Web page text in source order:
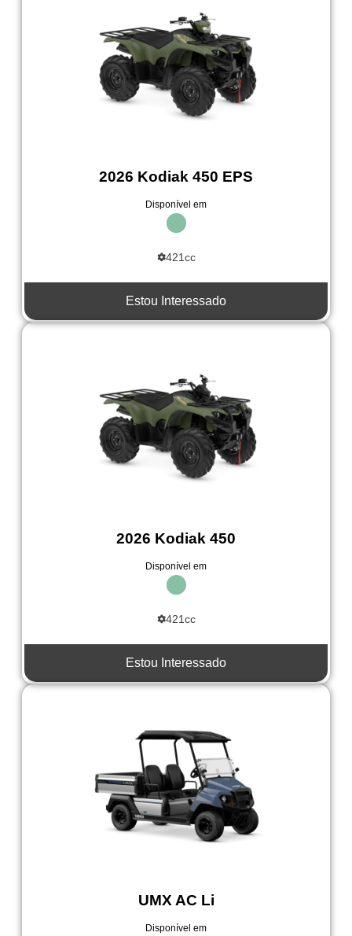
2026 Kodiak 450 EPS
Disponível em
421cc
Estou Interessado
2026 Kodiak 450
Disponível em
421cc
Estou Interessado
UMX AC Li
Disponível em